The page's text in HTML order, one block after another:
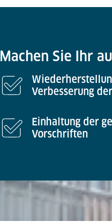
Machen Sie Ihr
Verbesserung
Einhaltung der
Vorschriften